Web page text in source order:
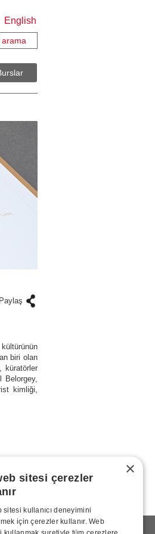
English
Paylaş
biri olan
küratörler
Belorgey,
kimliği,
×
sitesi çerezler
sitesi kullanıcı deneyimini
için çerezler kullanır. Web